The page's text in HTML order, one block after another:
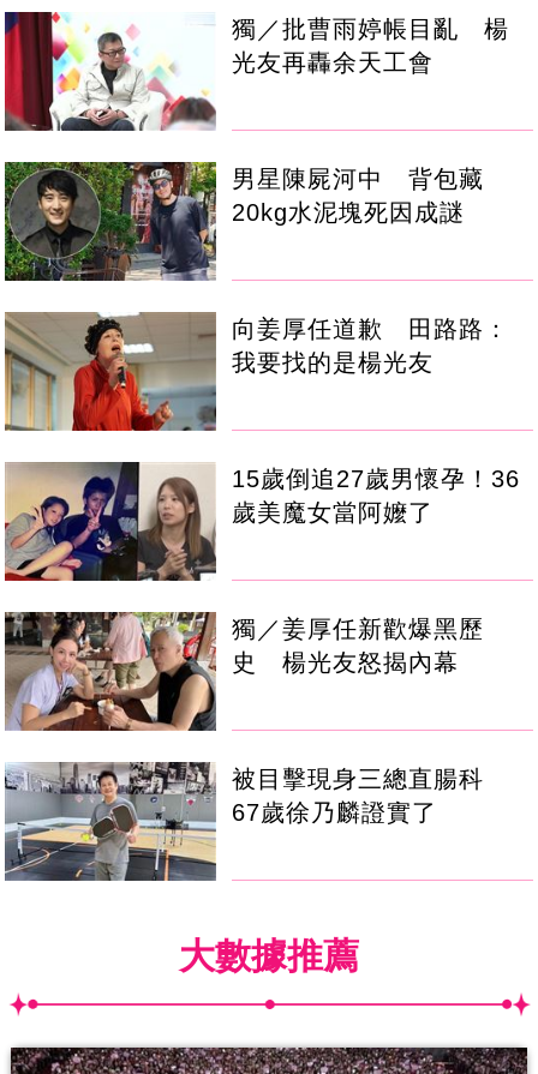
獨／批曹雨婷帳目亂 楊
光友再轟余天工會
男星陳屍河中 背包藏
20kg水泥塊死因成謎
向姜厚任道歉 田路路：
我要找的是楊光友
15歲倒追27歲男懷孕！36
歲美魔女當阿嬤了
獨／姜厚任新歡爆黑歷
史 楊光友怒揭內幕
被目擊現身三總直腸科
67歲徐乃麟證實了
大數據推薦